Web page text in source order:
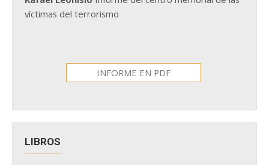
víctimas del terrorismo
INFORME EN PDF
LIBROS